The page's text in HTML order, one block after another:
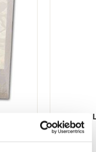
Servietten:
Singer